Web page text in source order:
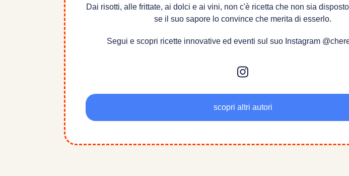
Dai risotti, alle frittate, ai dolci e ai vini, non c'è ricetta che non sia
se il suo sapore lo convince che merita di esserlo.
Segui e scopri ricette innovative ed eventi sul suo Instagram
scopri altri autori